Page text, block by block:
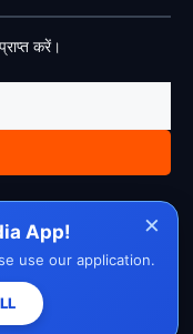
करें।
PolicyCookie Policy
& Conditions
×
App!
use our application.